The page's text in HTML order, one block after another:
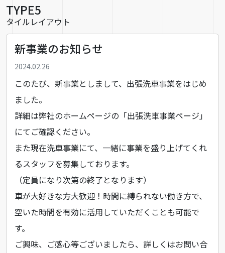
TYPE5
タイルレイアウト
新事業のお知らせ
2024.02.26
このたび、新事業としまして、出張洗車事業をはじめ
ました。
詳細は弊社のホームページの「出張洗車事業ページ 」
にてご確認ください。
また現在洗車事業にて、一緒に事業を盛り上げてくれ
るスタッフを募集しております。
（定員になり次第の終了となります）
車が大好きな方大歓迎！時間に縛られない働き方で、
空いた時間を有効に活用していただくことも可能で
す。
ご興味、ご感心等ございましたら、詳しくはお問い合